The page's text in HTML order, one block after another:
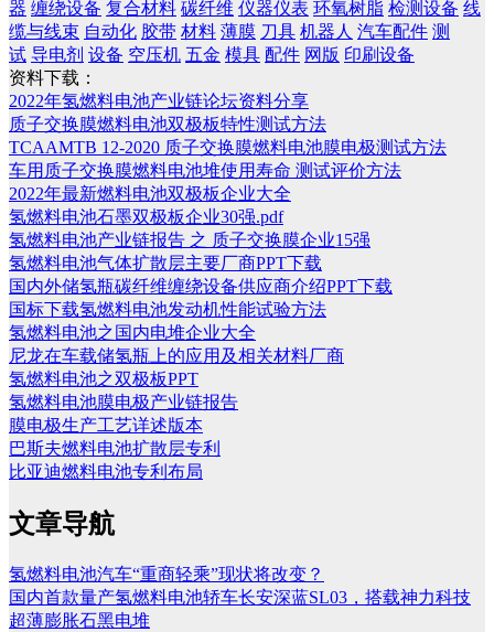
器 缠绕设备 复合材料 碳纤维 仪器仪表 环氧树脂 检测设备 线
缆与线束 自动化 胶带 材料 薄膜 刀具 机器人 汽车配件 测
试 导电剂 设备 空压机 五金 模具 配件 网版 印刷设备
资料下载：
2022年氢燃料电池产业链论坛资料分享
质子交换膜燃料电池双极板特性测试方法
TCAAMTB 12-2020 质子交换膜燃料电池膜电极测试方法
车用质子交换膜燃料电池堆使用寿命 测试评价方法
2022年最新燃料电池双极板企业大全
氢燃料电池石墨双极板企业30强.pdf
氢燃料电池产业链报告 之 质子交换膜企业15强
氢燃料电池气体扩散层主要厂商PPT下载
国内外储氢瓶碳纤维缠绕设备供应商介绍PPT下载
国标下载氢燃料电池发动机性能试验方法
氢燃料电池之国内电堆企业大全
尼龙在车载储氢瓶上的应用及相关材料厂商
氢燃料电池之双极板PPT
氢燃料电池膜电极产业链报告
膜电极生产工艺详述版本
巴斯夫燃料电池扩散层专利
比亚迪燃料电池专利布局
文章导航
氢燃料电池汽车“重商轻乘”现状将改变？
国内首款量产氢燃料电池轿车长安深蓝SL03，搭载神力科技
超薄膨胀石黑电堆